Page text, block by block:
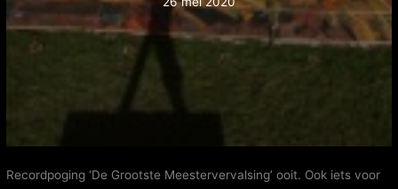
Recordpoging ‘De Grootste Meestervervalsing’ ooit. Ook iets voor